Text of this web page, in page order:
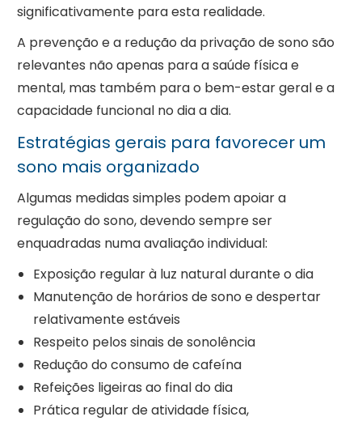
significativamente para esta realidade.
A prevenção e a redução da privação de sono são
relevantes não apenas para a saúde física e
mental, mas também para o bem-estar geral e a
capacidade funcional no dia a dia.
Estratégias gerais para favorecer um
sono mais organizado
Algumas medidas simples podem apoiar a
regulação do sono, devendo sempre ser
enquadradas numa avaliação individual:
Exposição regular à luz natural durante o dia
Manutenção de horários de sono e despertar
relativamente estáveis
Respeito pelos sinais de sonolência
Redução do consumo de cafeína
Refeições ligeiras ao final do dia
Prática regular de atividade física,